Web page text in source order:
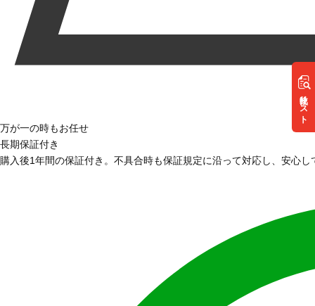
リスト
万が一の時もお任せ
長期保証付き
購入後1年間の保証付き。不具合時も保証規定に沿って対応し、安心